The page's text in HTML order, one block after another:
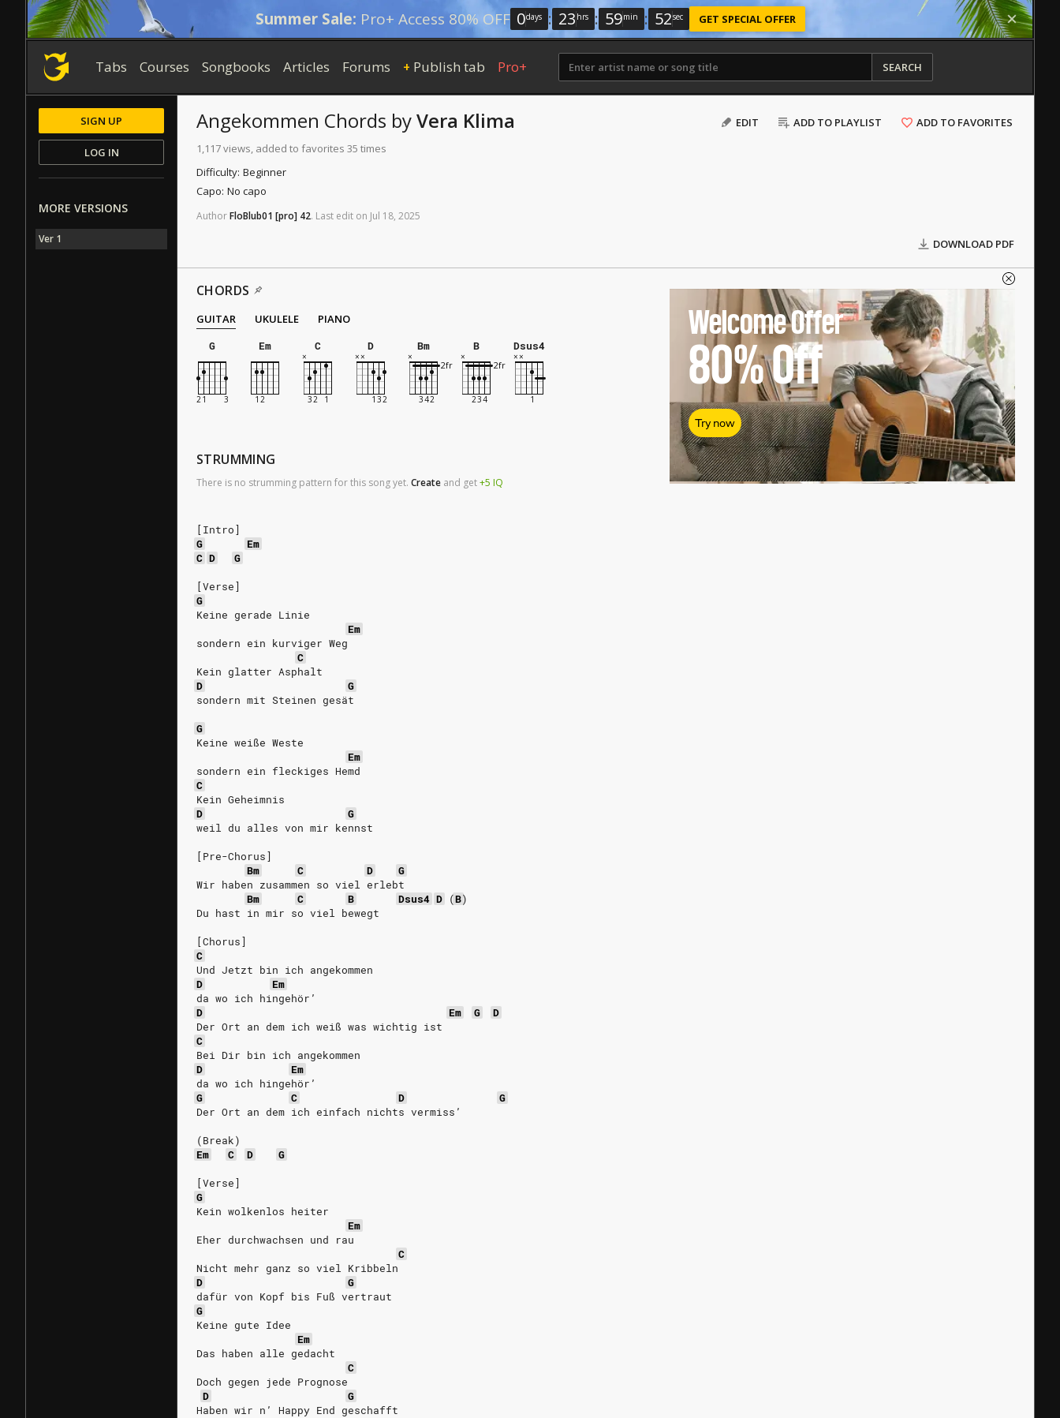
Summer Sale: Pro+ Access 80% OFF 0days : 23 hrs : 59min : 51sec GET SPECIAL OFFER
Tabs Courses Songbooks Articles Forums + Publish tab Pro+ SEARCH
EDIT ADD TO PLAYLIST ADD TO FAVORITES
Angekommen Chords byVera Klima
1,117 views, added to favorites 35 times
Difficulty: Beginner
Capo: No capo
AuthorFloBlub01 [pro] 42. Last edit on Jul 18, 2025
DOWNLOAD PDF
CHORDS
GUITAR UKULELE
PIANO
G
Em C D Bm B Dsus4
STRUMMING
There is no strumming pattern for this song yet. Create and get+5 IQ
[Intro]
G
Em
C D
G
[Verse]
G
Keine gerade Linie
Em
sondern ein kurviger Weg
C
Kein glatter Asphalt
D
G
sondern mit Steinen gesät
G
Keine weiße Weste
Em
sondern ein fleckiges Hemd
C
Kein Geheimnis
D
G
weil du alles von mir kennst
[Pre-Chorus]
Bm
C D
G
Wir haben zusammen so viel erlebt
Bm
C B Dsus4 D (B)
Du hast in mir so viel bewegt
[Chorus]
C
Und Jetzt bin ich angekommen
D
Em
da wo ich hingehör’
D
Em G
D
Der Ort an dem ich weiß was wichtig ist
C
Bei Dir bin ich angekommen
D
Em
da wo ich hingehör’
G
C D
G
Der Ort an dem ich einfach nichts vermiss’
(Break)
Em
C D
G
[Verse]
G
Kein wolkenlos heiter
Em
Eher durchwachsen und rau
C
Nicht mehr ganz so viel Kribbeln
D
G
dafür von Kopf bis Fuß vertraut
G
Keine gute Idee
Em
Das haben alle gedacht
C
Doch gegen jede Prognose
D
G
Haben wir n’ Happy End geschafft
Welcome Offer
80%Off
Try now
SIGN UP
LOG IN
MORE VERSIONS
Ver 1